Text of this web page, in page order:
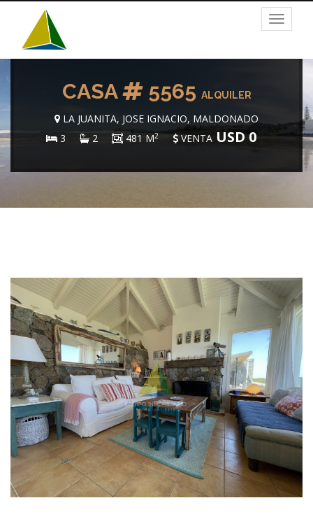
Toggle
CASA 5565 ALQUILER
LA JUANITA, JOSE IGNACIO, MALDONADO
3
2 481 M2 VENTAUSD 0